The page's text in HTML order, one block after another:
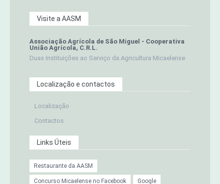
Visite a AASM
Associação Agrícola de São Miguel - Cooperativa
União Agrícola, C.R.L.
Duas Instituições ao Serviço da Agricultura Micaelense
Localização e contactos
Localização
Contactos
Links Úteis
Restaurante da AASM
Concurso Micaelense no Facebook Google